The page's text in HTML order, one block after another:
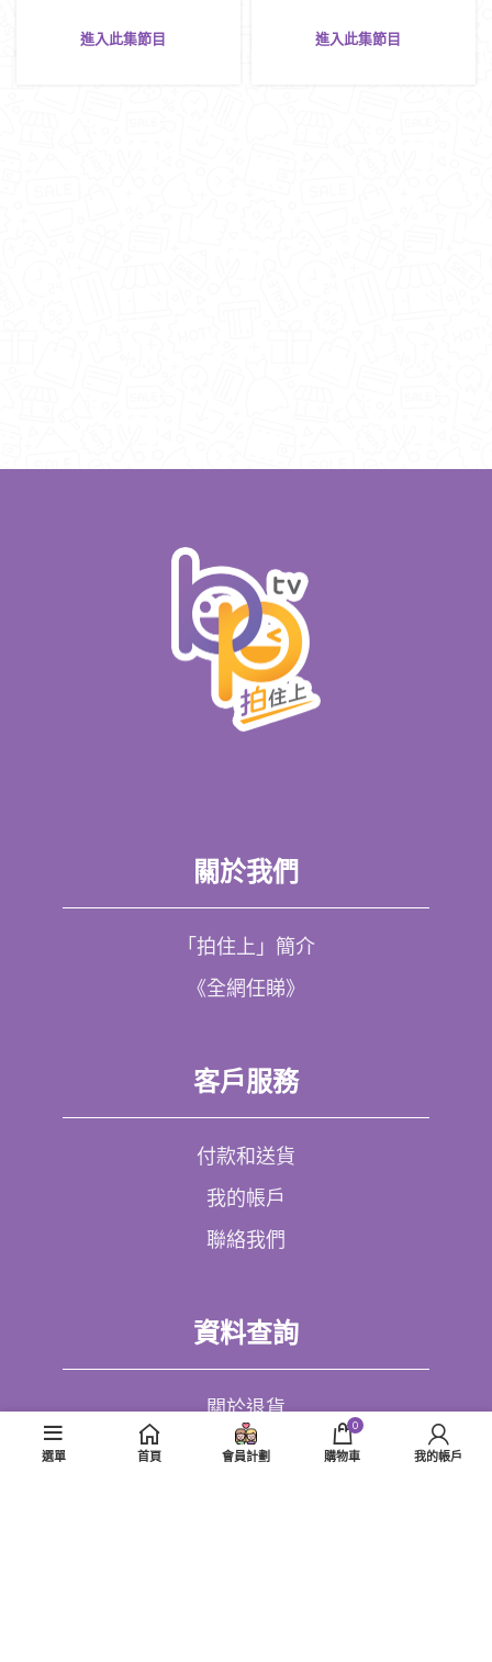
進入此集節目 進入此集節目
關於我們
「拍住上」簡介
《全網任睇》
客戶服務
付款和送貨
我的帳戶
聯絡我們
資料查詢
關於退貨
私隱政策
選單 首頁 會員計劃
0
購物車 我的帳戶